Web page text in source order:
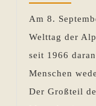
Am 8.
Welttag der
seit 1966
Menschen
Der Großteil